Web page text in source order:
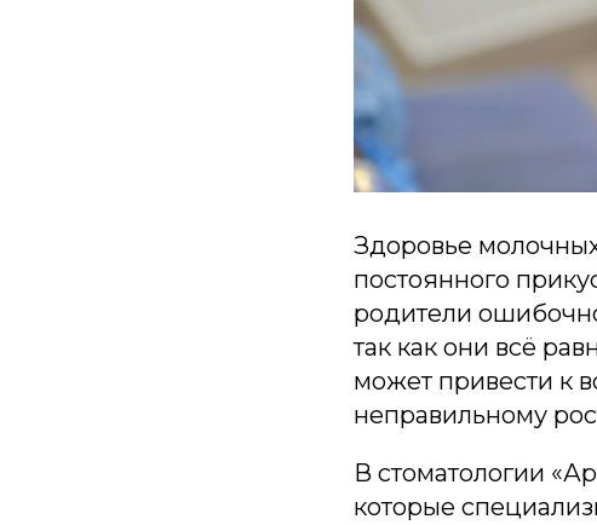
Здоровье
постоянного
родители
так как они всё
может привести к
неправильному
В стоматологии
которые